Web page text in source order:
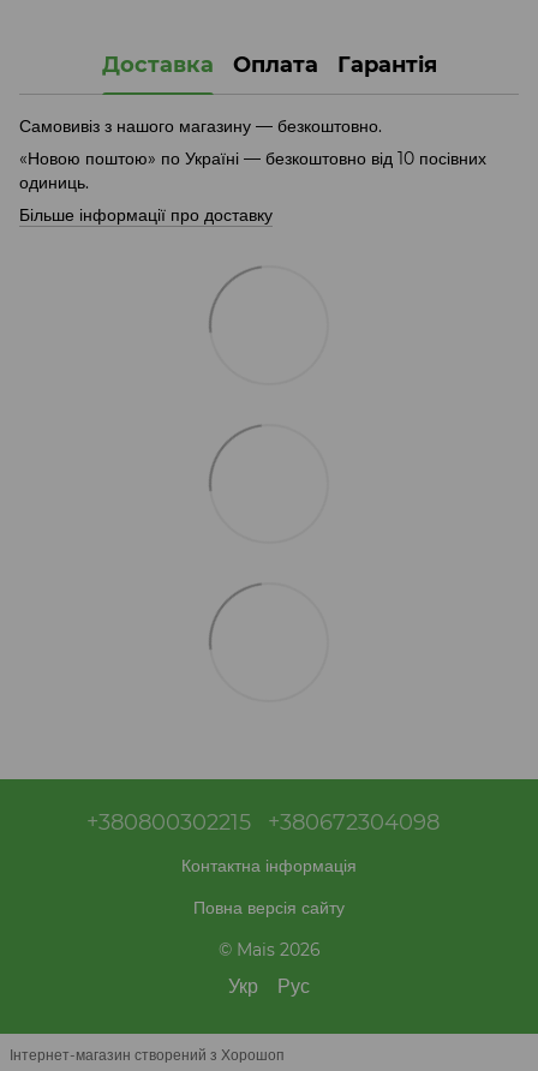
Доставка Оплата Гарантія
Самовивіз з нашого магазину — безкоштовно.
«Новою поштою» по Україні — безкоштовно від 10 посівних
одиниць.
Більше інформації про доставку
+380800302215 +380672304098
Контактна інформація
Повна версія сайту
© Mais 2026
Укр Рус
Інтернет-магазин створений з Хорошоп